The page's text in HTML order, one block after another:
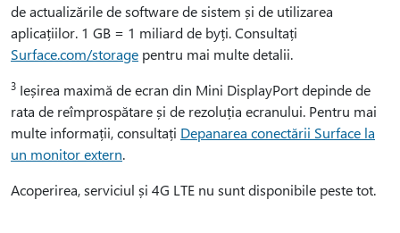
de actualizările de software de sistem și de utilizarea
aplicațiilor. 1 GB = 1 miliard de byți. Consultați
Surface.com/storage pentru mai multe detalii.
3 Ieșirea maximă de ecran din Mini DisplayPort depinde de
rata de reîmprospătare și de rezoluția ecranului. Pentru mai
multe informații, consultați Depanarea conectării Surface la
un monitor extern.
Acoperirea, serviciul și 4G LTE nu sunt disponibile peste tot.